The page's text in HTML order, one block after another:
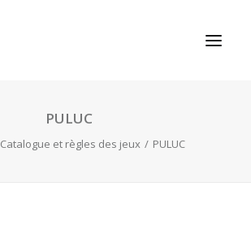
PULUC
Catalogue et règles des jeux PULUC